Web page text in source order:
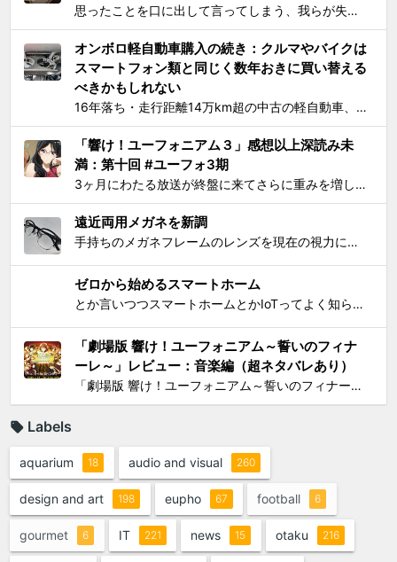
思ったことを口に出して言ってしまう、我らが失言王たる黄前久美子がまたもやブチかましてくれました。 「変ですよね、学校の吹奏楽って」 リアルな吹奏楽の世界では一種の禁句めいた話題らしいところまで切り込んでくるあたり、ユーフォ3の覚悟の程が再確認できます。 それはともかく久...
オンボロ軽自動車購入の続き：クルマやバイクは
スマートフォン類と同じく数年おきに買い替える
べきかもしれない
16年落ち・走行距離14万km超の中古の軽自動車、2006年式スズキKeiワークス（HN22S型）の2WD・MT版を買った のが1ヶ月とちょっと前、あれこれと手を加えては都度Twitterに報告していたが、購入当初に予定していたモデファイがだいたい落ち着いたので中間報告と、いじっ...
「響け！ユーフォニアム３」感想以上深読み未
満：第十回 #ユーフォ3期
3ヶ月にわたる放送が終盤に来てさらに重みを増して、それをどう自分なりに消化してテキストとして残せばいいかを考えてたら数週間が経過してました。難関である関西大会を前に北宇治高校吹奏楽部とその部長でひとりのユーフォニアム奏者でもある黄前久美子という人物に「史上最大の危機」が訪れたのが...
遠近両用メガネを新調
手持ちのメガネフレームのレンズを現在の視力に合わせて総入れ替えしてから気になり始めた手元を見るときの違和感が特にこの1年で増したので、思い切って遠近両用メガネを新調した。要するにアラフィフにふさわしく老眼が進んで近くが見えづらくなったので、道具でサポートせねばならなくなったわけで...
ゼロから始めるスマートホーム
とか言いつつスマートホームとかIoTってよく知らんけど、おもしろ電気小物を活用して家電生活をもっとエンジョイしちゃおう！というわけで初歩的なものからIT系ガジェットまで一気に紹介して使い方の提案をしようと思う。 0）アナログ的なもの：リモコンコンセント、タイマーつきコンセント...
「劇場版 響け！ユーフォニアム～誓いのフィナ
ーレ～」レビュー：音楽編（超ネタバレあり）
「劇場版 響け！ユーフォニアム～誓いのフィナーレ～」レビューシリーズの最後は、 総論 と 作画編 に続いて音楽編。これまでの記事ではいささかシビアな見方をしてきたが、音楽は、これまでと同様の上質さでもって我々を楽しませてくれたと思う。 「ユーフォ」シリーズは、極めてすぐれた音...
Labels
aquarium 18 audio and visual 260
design and art 198 eupho 67 football 6
gourmet 6 IT 221 news 15 otaku 216